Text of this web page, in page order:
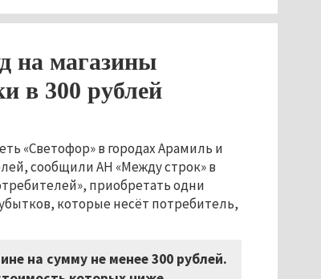
на магазины
в 300 рублей
«Светофор» в городах Арамиль и
сообщили АН «Между строк» в
приобретать одни
которые несёт потребитель,
на сумму не менее 300 рублей.